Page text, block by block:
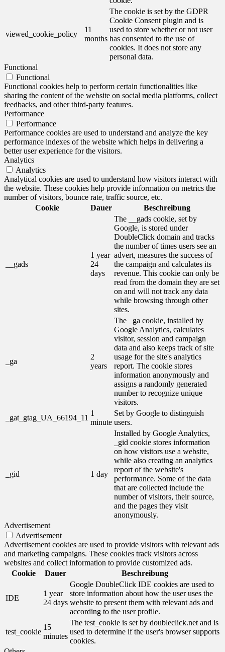
viewed_cookie_policy
11
months
The cookie is set by the GDPR
Cookie Consent plugin and is
used to store whether or not user
has consented to the use of
cookies. It does not store any
personal data.
Functional
Functional
Functional cookies help to perform certain functionalities like
sharing the content of the website on social media platforms, collect
feedbacks, and other third-party features.
Performance
Performance
Performance cookies are used to understand and analyze the key
performance indexes of the website which helps in delivering a
better user experience for the visitors.
Analytics
Analytics
Analytical cookies are used to understand how visitors interact with
the website. These cookies help provide information on metrics the
number of visitors, bounce rate, traffic source, etc.
Cookie
Dauer Beschreibung
__gads
1 year
24
days
The __gads cookie, set by
Google, is stored under
DoubleClick domain and tracks
the number of times users see an
advert, measures the success of
the campaign and calculates its
revenue. This cookie can only be
read from the domain they are set
on and will not track any data
while browsing through other
sites.
_ga
2
years
The _ga cookie, installed by
Google Analytics, calculates
visitor, session and campaign
data and also keeps track of site
usage for the site's analytics
report. The cookie stores
information anonymously and
assigns a randomly generated
number to recognize unique
visitors.
_gat_gtag_UA_66194_11
1
minute
Set by Google to distinguish
users.
_gid 1 day
Installed by Google Analytics,
_gid cookie stores information
on how visitors use a website,
while also creating an analytics
report of the website's
performance. Some of the data
that are collected include the
number of visitors, their source,
and the pages they visit
anonymously.
Advertisement
Advertisement
Advertisement cookies are used to provide visitors with relevant ads
and marketing campaigns. These cookies track visitors across
websites and collect information to provide customized ads.
Cookie
Dauer Beschreibung
IDE
1 year
24 days
Google DoubleClick IDE cookies are used to
store information about how the user uses the
website to present them with relevant ads and
according to the user profile.
test_cookie
15
minutes
The test_cookie is set by doubleclick.net and is
used to determine if the user's browser supports
cookies.